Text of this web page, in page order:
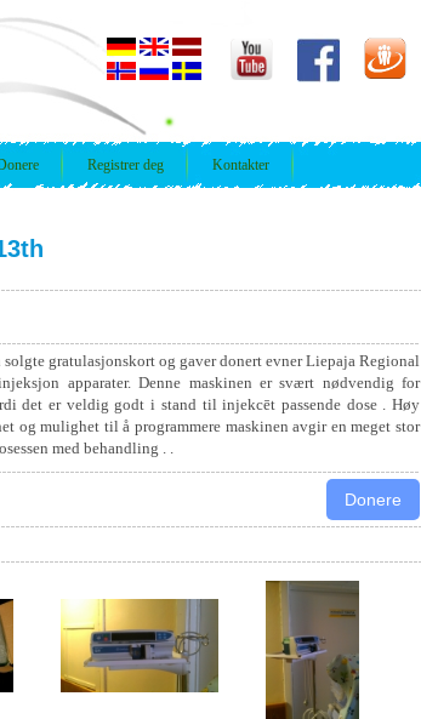
Registrer deg Kontakter
solgte gratulasjonskort og gaver donert evner Liepaja Regional
apparater. Denne maskinen er svært nødvendig for
det er veldig godt i stand til injekcēt passende dose . Høy
og mulighet til å programmere maskinen avgir en meget stor
med behandling . .